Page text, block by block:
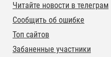
Читайте новости в телеграм
Сообщить об ошибке
Топ сайтов
Забаненные участники